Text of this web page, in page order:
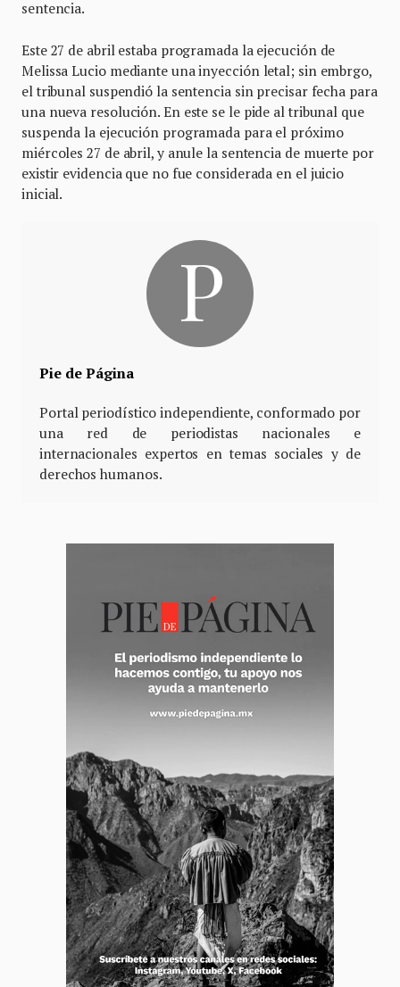
sentencia.
Este 27 de abril estaba programada la ejecución de
Melissa Lucio mediante una inyección letal; sin embrgo,
el tribunal suspendió la sentencia sin precisar fecha para
una nueva resolución. En este se le pide al tribunal que
suspenda la ejecución programada para el próximo
miércoles 27 de abril, y anule la sentencia de muerte por
existir evidencia que no fue considerada en el juicio
inicial.
Pie de Página
Portal periodístico independiente, conformado por
una red de periodistas nacionales e
internacionales expertos en temas sociales y de
derechos humanos.